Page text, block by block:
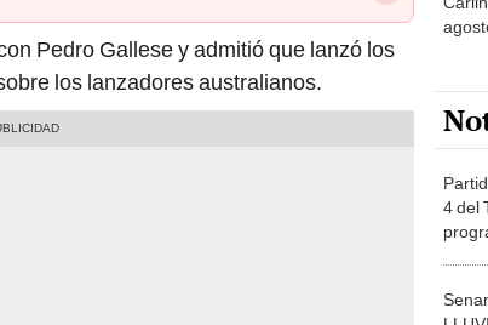
Pedro Gallese y admitió que lanzó los
los lanzadores australianos.
4 del